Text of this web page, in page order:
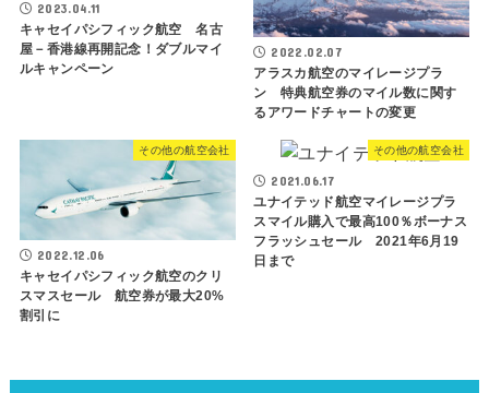
2023.04.11
キャセイパシフィック航空 名古
屋－香港線再開記念！ダブルマイ
ルキャンペーン
2022.02.07
アラスカ航空のマイレージプラ
ン 特典航空券のマイル数に関す
るアワードチャートの変更
その他の航空会社
2022.12.06
キャセイパシフィック航空のクリ
スマスセール 航空券が最大20%
割引に
その他の航空会社
2021.06.17
ユナイテッド航空マイレージプラ
スマイル購入で最高100％ボーナス
フラッシュセール 2021年6月19
日まで